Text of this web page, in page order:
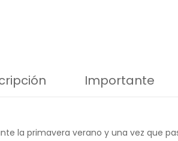
Importante
la primavera verano y una vez que